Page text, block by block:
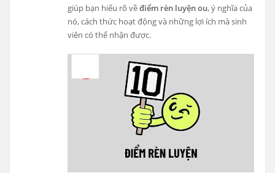
giúp bạn hiểu rõ vềđiểm rèn luyện ou, ý nghĩa của
nó, cách thức hoạt động và những lợi ích mà sinh
viên có thể nhận được.